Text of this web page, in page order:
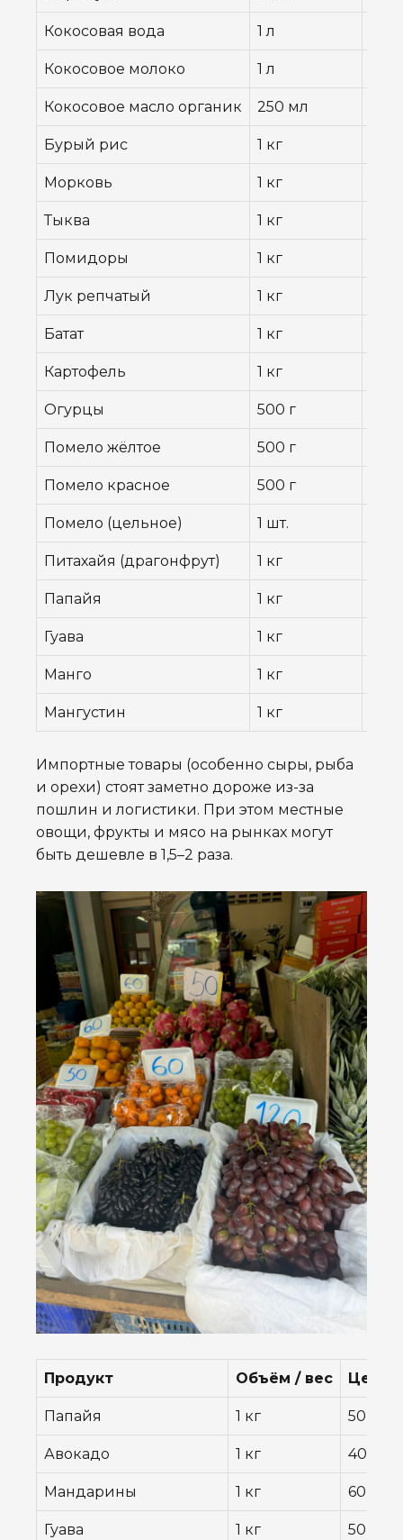
Кокосовая вода 1 л
Кокосовое молоко 1 л
Кокосовое масло органик 250 мл
Бурый рис 1 кг
Морковь 1 кг
Тыква 1 кг
Помидоры 1 кг
Лук репчатый 1 кг
Батат 1 кг
Картофель 1 кг
Огурцы 500 г
Помело жёлтое 500 г
Помело красное 500 г
Помело (цельное) 1 шт.
Питахайя (драгонфрут) 1 кг
Папайя 1 кг
Гуава 1 кг
Манго 1 кг
Мангустин 1 кг
Импортные товары (особенно сыры, рыба
и орехи) стоят заметно дороже из-за
пошлин и логистики. При этом местные
овощи, фрукты и мясо на рынках могут
быть дешевле в 1,5–2 раза.
Продукт Объём / вес Цена (
Папайя 1 кг 50 ฿
Авокадо 1 кг 40 ฿
Мандарины 1 кг 60 ฿
Гуава 1 кг 50 ฿